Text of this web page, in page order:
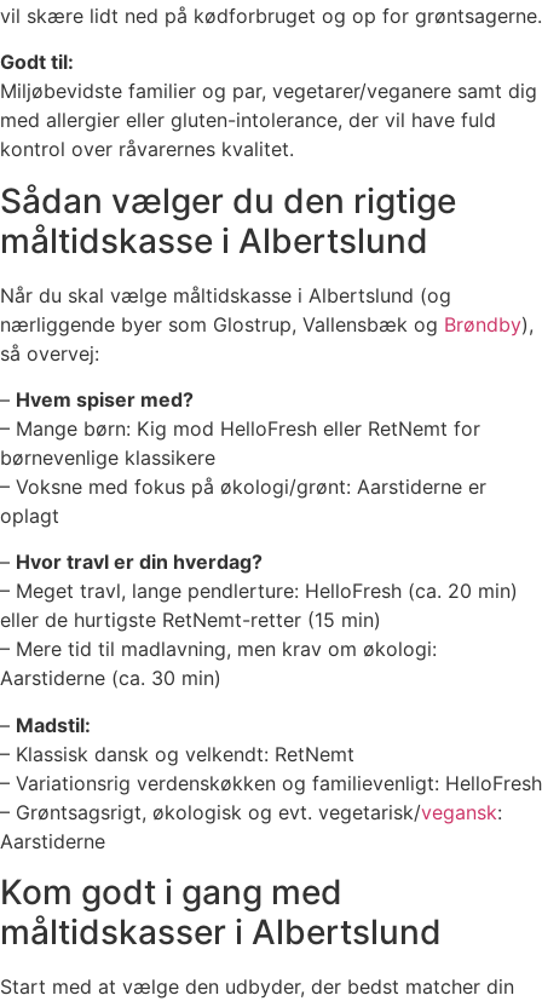
vil skære lidt ned på kødforbruget og op for grøntsagerne.
Godt til:
Miljøbevidste familier og par, vegetarer/veganere samt dig
med allergier eller gluten-intolerance, der vil have fuld
kontrol over råvarernes kvalitet.
Sådan vælger du den rigtige
måltidskasse i Albertslund
Når du skal vælge måltidskasse i Albertslund (og
nærliggende byer som Glostrup, Vallensbæk og Brøndby),
så overvej:
– Hvem spiser med?
– Mange børn: Kig mod HelloFresh eller RetNemt for
børnevenlige klassikere
– Voksne med fokus på økologi/grønt: Aarstiderne er
oplagt
– Hvor travl er din hverdag?
– Meget travl, lange pendlerture: HelloFresh (ca. 20 min)
eller de hurtigste RetNemt-retter (15 min)
– Mere tid til madlavning, men krav om økologi:
Aarstiderne (ca. 30 min)
– Madstil:
– Klassisk dansk og velkendt: RetNemt
– Variationsrig verdenskøkken og familievenligt: HelloFresh
– Grøntsagsrigt, økologisk og evt. vegetarisk/vegansk:
Aarstiderne
Kom godt i gang med
måltidskasser i Albertslund
Start med at vælge den udbyder, der bedst matcher din